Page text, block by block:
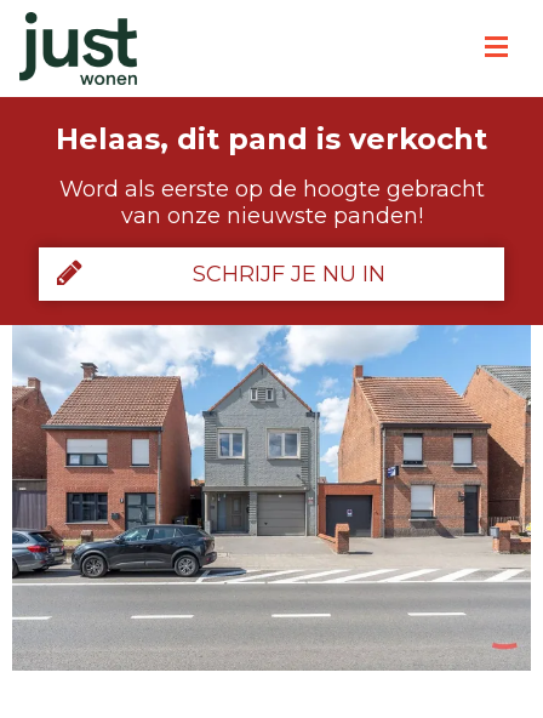
Helaas, dit pand is verkocht
Word als eerste op de hoogte gebracht
van onze nieuwste panden!
SCHRIJF JE NU IN